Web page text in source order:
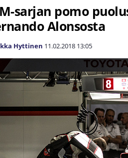
sarjan pomo
Alonsosta
Hyttinen 11.02.2018 13:05